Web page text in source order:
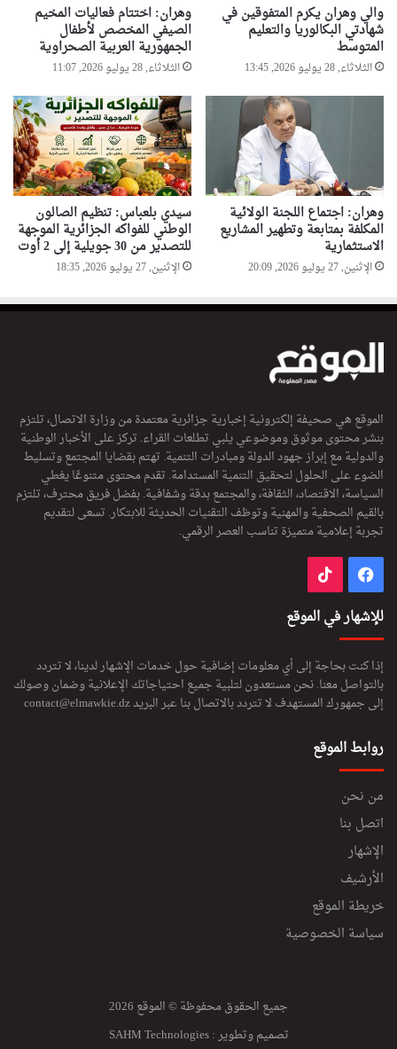
والي وهران يكرم المتفوقين في
شهادتي البكالوريا والتعليم
المتوسط
الثلاثاء, 28 يوليو 2026, 13:45
وهران: اختتام فعاليات المخيم
الصيفي المخصص لأطفال
الجمهورية العربية الصحراوية
الثلاثاء, 28 يوليو 2026, 11:07
وهران: اجتماع اللجنة الولائية
المكلفة بمتابعة وتطهير المشاريع
الاستثمارية
الإثنين, 27 يوليو 2026, 20:09
سيدي بلعباس: تنظيم الصالون
الوطني للفواكه الجزائرية الموجهة
للتصدير من 30 جويلية إلى 2 أوت
الإثنين, 27 يوليو 2026, 18:35
الموقع هي صحيفة إلكترونية إخبارية جزائرية معتمدة من وزارة الاتصال، تلتزم
بنشر محتوى موثوق وموضوعي يلبي تطلعات القراء. تركز على الأخبار الوطنية
والدولية مع إبراز جهود الدولة ومبادرات التنمية. تهتم بقضايا المجتمع وتسليط
الضوء على الحلول لتحقيق التنمية المستدامة. تقدم محتوى متنوعًا يغطي
السياسة، الاقتصاد، الثقافة، والمجتمع بدقة وشفافية. بفضل فريق محترف، تلتزم
بالقيم الصحفية والمهنية وتوظف التقنيات الحديثة للابتكار. تسعى لتقديم
تجربة إعلامية متميزة تناسب العصر الرقمي.
فيسبوك
للإشهار في الموقع
إذا كنت بحاجة إلى أي معلومات إضافية حول خدمات الإشهار لدينا، لا تتردد
بالتواصل معنا. نحن مستعدون لتلبية جميع احتياجاتك الإعلانية وضمان وصولك
إلى جمهورك المستهدف لا تتردد بالاتصال بنا عبر البريدcontact@elmawkie.dz
روابط الموقع
من نحن
اتصل بنا
الإشهار
الأرشيف
خريطة الموقع
سياسة الخصوصية
جميع الحقوق محفوظة © الموقع 2026
تصميم وتطوير :SAHM Technologies